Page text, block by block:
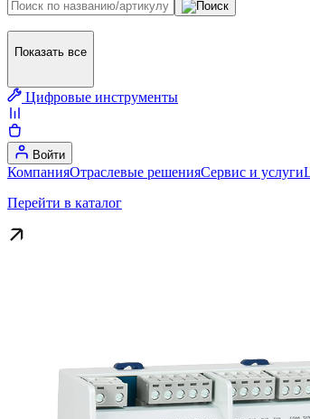
Показать все
Цифровые инструменты
Войти
КомпанияОтраслевые решенияСервис и услуги
Перейти в каталог